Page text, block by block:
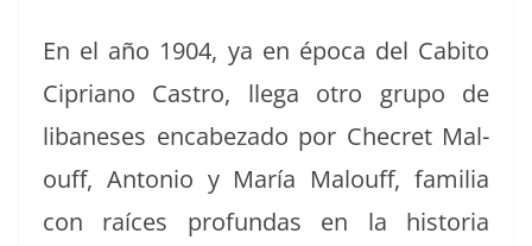
En el año 1904, ya en época del Cabito
Cipri­ano Cas­tro, lle­ga otro grupo de
libane­ses encabeza­do por Checret Mal­
ouff, Anto­nio y María Mal­ouff, famil­ia
con raíces pro­fun­das en la his­to­ria